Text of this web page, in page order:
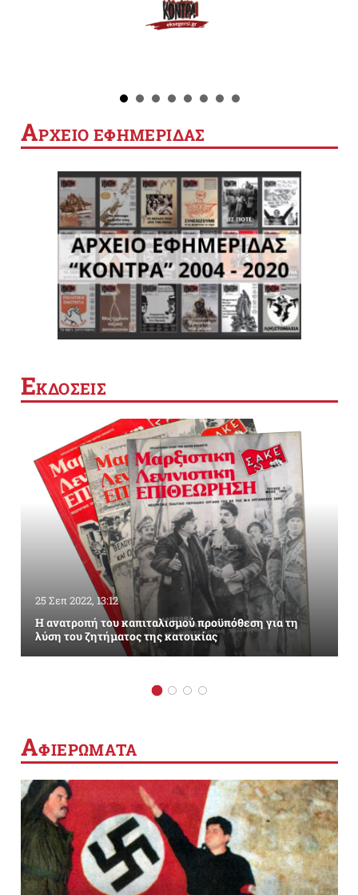
ΑΡΧΕΙΟ ΕΦΗΜΕΡΙΔΑΣ
ΕΚΔΟΣΕΙΣ
25 Σεπ 2022, 13:12
Η ανατροπή του καπιταλισμού προϋπόθεση για τη
λύση του ζητήματος της κατοικίας
ΑΦΙΕΡΩΜΑΤΑ